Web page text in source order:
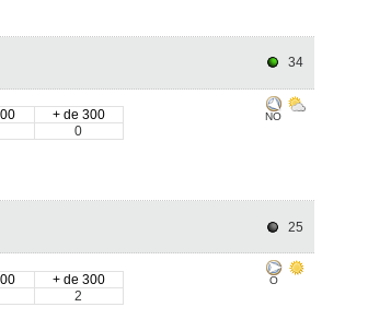
34
+ de 300
0
NO
25
+ de 300
2
O